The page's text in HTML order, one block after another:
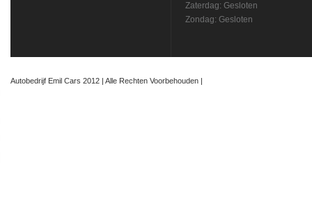
Zaterdag: Gesloten
Zondag: Gesloten
Autobedrijf Emil Cars 2012 | Alle Rechten Voorbehouden |